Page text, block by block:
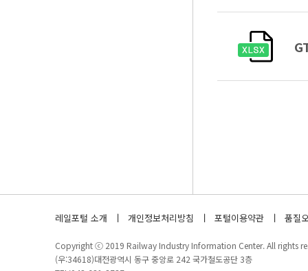
레일포털 소개 개인정보처리방침 포털이용약관 품질
Copyright ⓒ 2019 Railway Industry Information Center. All rights
(우:34618)대전광역시 동구 중앙로 242 국가철도공단 3층